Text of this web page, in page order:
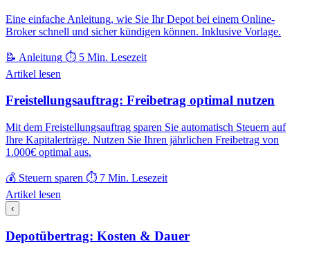
Eine einfache Anleitung, wie Sie Ihr Depot bei einem Online-
Broker schnell und sicher kündigen können. Inklusive Vorlage.
📝 Anleitung ⏱️ 5 Min. Lesezeit
Artikel lesen
Freistellungsauftrag: Freibetrag optimal nutzen
Mit dem Freistellungsauftrag sparen Sie automatisch Steuern auf
Ihre Kapitalerträge. Nutzen Sie Ihren jährlichen Freibetrag von
1.000€ optimal aus.
💰 Steuern sparen ⏱️ 7 Min. Lesezeit
Artikel lesen
‹
Depotübertrag: Kosten & Dauer